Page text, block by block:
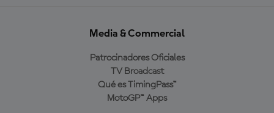
Media & Commercial
Patrocinadores Oficiales
TV Broadcast
Qué es TimingPass™
MotoGP™ Apps